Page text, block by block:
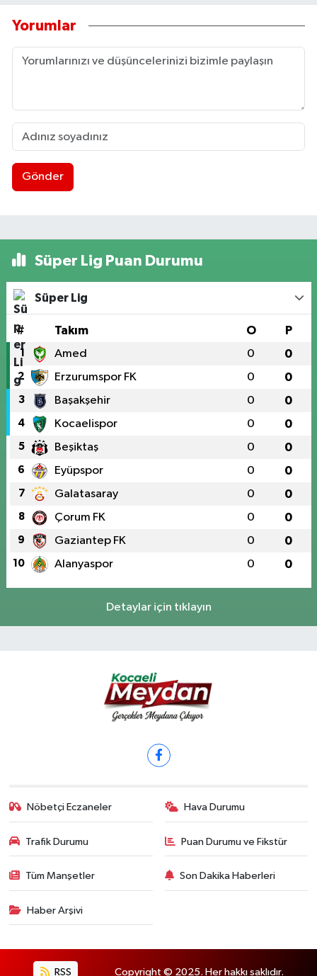
Yorumlar
Gönder
Süper Lig Puan Durumu
Süper Lig
# Takım O P
1 Amed 0 0
2 Erzurumspor FK 0 0
3 Başakşehir 0 0
4 Kocaelispor 0 0
5 Beşiktaş 0 0
6 Eyüpspor 0 0
7 Galatasaray 0 0
8 Çorum FK 0 0
9 Gaziantep FK 0 0
10 Alanyaspor 0 0
Detaylar için tıklayın
Nöbetçi Eczaneler Hava Durumu
Trafik Durumu Puan Durumu ve Fikstür
Tüm Manşetler Son Dakika Haberleri
Haber Arşivi
RSS Copyright © 2025. Her hakkı saklıdır.